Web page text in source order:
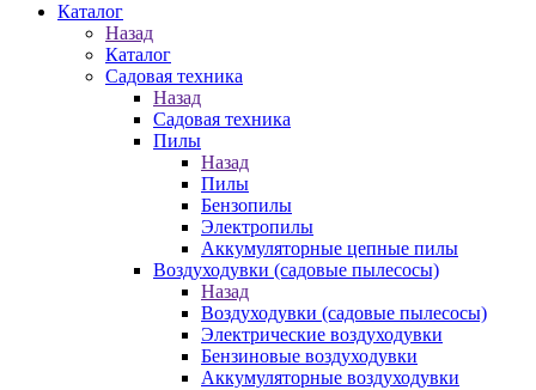
Каталог
Назад
Каталог
Садовая техника
Назад
Садовая техника
Пилы
Назад
Пилы
Бензопилы
Электропилы
Аккумуляторные цепные пилы
Воздуходувки (садовые пылесосы)
Назад
Воздуходувки (садовые пылесосы)
Электрические воздуходувки
Бензиновые воздуходувки
Аккумуляторные воздуходувки